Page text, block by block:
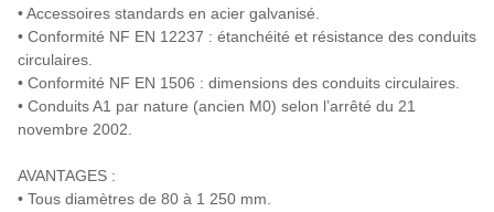
• Accessoires standards en acier galvanisé.
• Conformité NF EN 12237 : étanchéité et résistance des conduits
circulaires.
• Conformité NF EN 1506 : dimensions des conduits circulaires.
• Conduits A1 par nature (ancien M0) selon l’arrêté du 21
novembre 2002.
AVANTAGES :
• Tous diamètres de 80 à 1 250 mm.